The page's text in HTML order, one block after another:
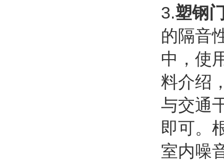
3.塑钢
的隔音
中，使
料介绍
与交通
即可。
室内噪